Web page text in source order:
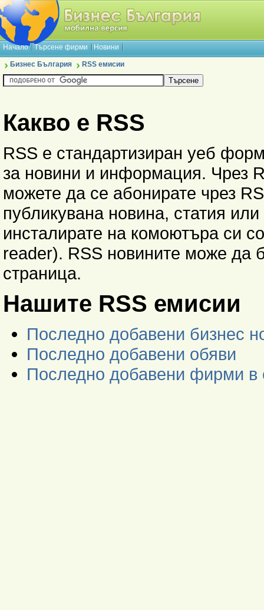
Начало Търсене фирми Новини
Бизнес България RSS емисии
Какво е RSS
RSS е стандартизиран уеб
за новини и информация. Чрез
можете да се абонирате чрез
публикувана новина, статия
инсталирате на комоютъра си
reader). RSS новините може да
страница.
Нашите RSS емисии
Последно добавени бизнес
Последно добавени обяви
Последно добавени фирми в